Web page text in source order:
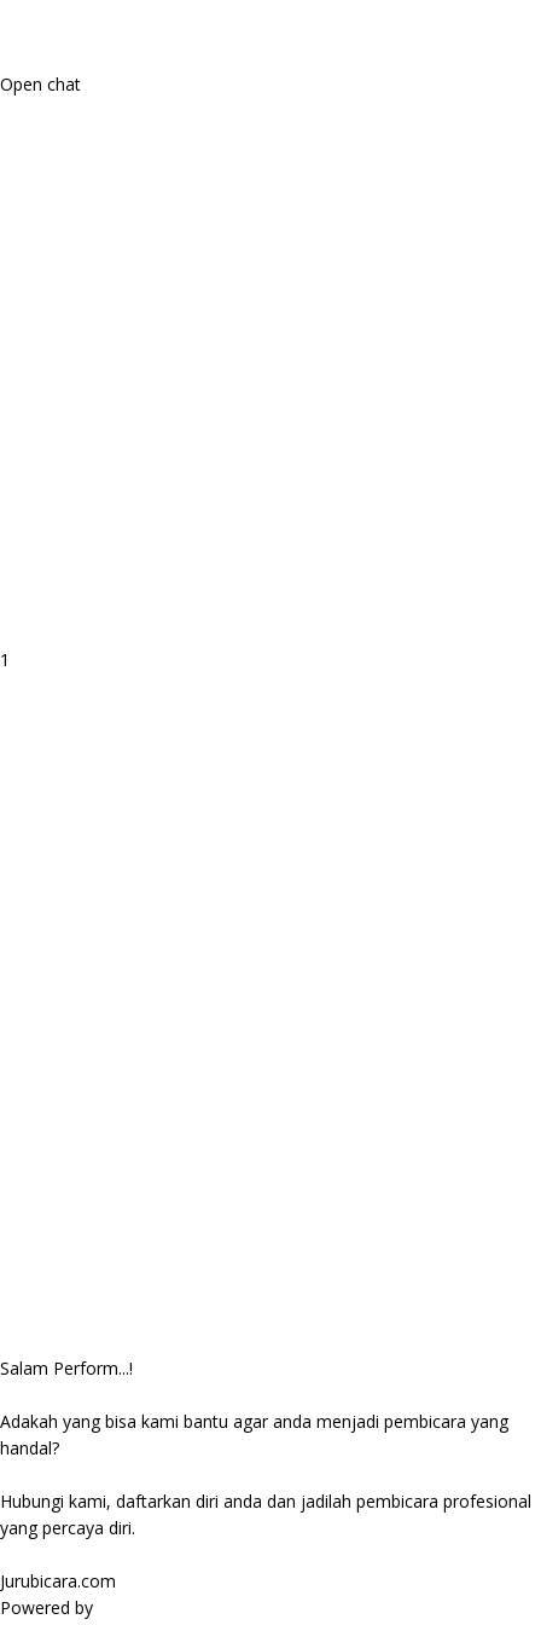
Open chat
1
Salam Perform...!
Adakah yang bisa kami bantu agar anda menjadi pembicara yang
handal?
Hubungi kami, daftarkan diri anda dan jadilah pembicara profesional
yang percaya diri.
Jurubicara.com
Powered by